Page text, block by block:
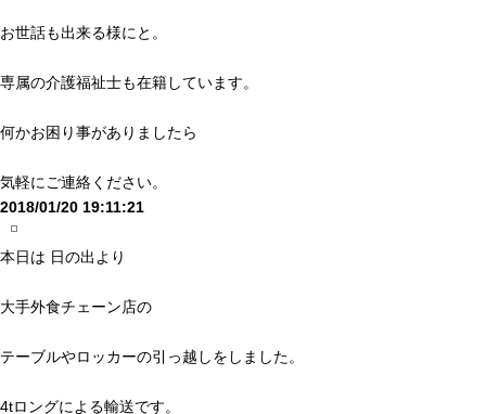
お世話も出来る様にと。
専属の介護福祉士も在籍しています。
何かお困り事がありましたら
気軽にご連絡ください。
2018/01/20 19:11:21
本日は 日の出より
大手外食チェーン店の
テーブルやロッカーの引っ越しをしました。
4tロングによる輸送です。